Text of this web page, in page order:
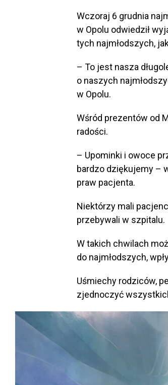
Wczoraj 6 grudnia
w Opolu odwiedził
tych najmłodszych,
– To jest nasza
o naszych
w Opolu.
Wśród prezentów od
radości.
– Upominki i owoce
bardzo dziękujemy –
praw pacjenta.
Niektórzy mali
przebywali w szpitalu.
W takich chwilach
do najmłodszych,
Uśmiechy rodziców,
zjednoczyć